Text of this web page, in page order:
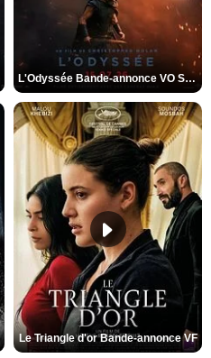
L'Odyssée Bande-annonce VO STFR
Le Triangle d'or Bande-annonce VF